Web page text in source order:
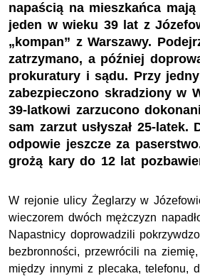
napaścią na mieszkańca
jeden w wieku 39 lat z
„kompan” z Warszawy.
zatrzymano, a później
prokuratury i sądu. Przy
zabezpieczono skradziony w
39-latkowi zarzucono
sam zarzut usłyszał 25-latek.
odpowie jeszcze za
grożą kary do 12 lat
W rejonie ulicy Żeglarzy w
wieczorem dwóch mężczyzn
Napastnicy doprowadzili
bezbronności, przewrócili na
między innymi z plecaka, telefonu,